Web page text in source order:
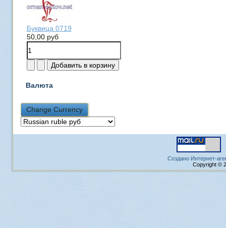
Буквица 0719
50,00 руб
Валюта
Создано Интернет-
Copyright ©